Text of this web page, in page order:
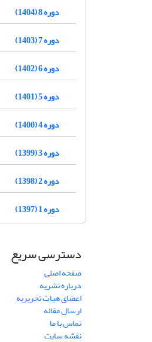
دوره 8 (1404)
دوره 7 (1403)
دوره 6 (1402)
دوره 5 (1401)
دوره 4 (1400)
دوره 3 (1399)
دوره 2 (1398)
دوره 1 (1397)
دسترسی سریع
صفحه اصلی
درباره نشریه
اعضای هیات تحریریه
ارسال مقاله
تماس با ما
نقشه سایت